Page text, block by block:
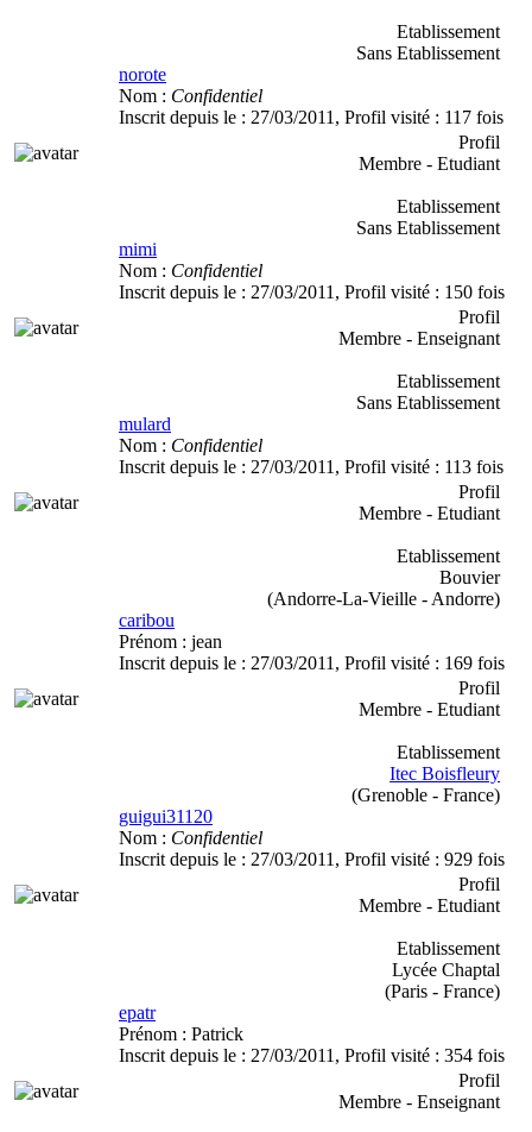
Etablissement
Sans Etablissement
norote
Nom : Confidentiel
Inscrit depuis le : 27/03/2011 , Profil visité : 117 fois
Profil
Membre - Etudiant
Etablissement
Sans Etablissement
mimi
Nom : Confidentiel
Inscrit depuis le : 27/03/2011 , Profil visité : 150 fois
Profil
Membre - Enseignant
Etablissement
Sans Etablissement
mulard
Nom : Confidentiel
Inscrit depuis le : 27/03/2011 , Profil visité : 113 fois
Profil
Membre - Etudiant
Etablissement
Bouvier
(Andorre-La-Vieille - Andorre)
caribou
Prénom : jean
Inscrit depuis le : 27/03/2011 , Profil visité : 169 fois
Profil
Membre - Etudiant
Etablissement
Itec Boisfleury
(Grenoble - France)
guigui31120
Nom : Confidentiel
Inscrit depuis le : 27/03/2011 , Profil visité : 929 fois
Profil
Membre - Etudiant
Etablissement
Lycée Chaptal
(Paris - France)
epatr
Prénom : Patrick
Inscrit depuis le : 27/03/2011 , Profil visité : 354 fois
Profil
Membre - Enseignant